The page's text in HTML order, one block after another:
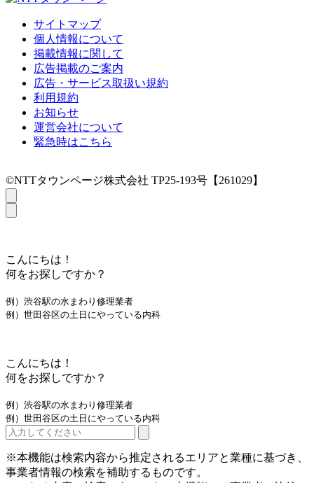
サイトマップ
個人情報について
掲載情報に関して
広告掲載のご案内
広告・サービス取扱い規約
利用規約
お知らせ
運営会社について
緊急時はこちら
©NTTタウンページ株式会社 TP25-193号【261029】
こんにちは！
何をお探しですか？
例）渋谷駅の水まわり修理業者
例）世田谷区の土日にやっている内科
こんにちは！
何をお探しですか？
例）渋谷駅の水まわり修理業者
例）世田谷区の土日にやっている内科
※本機能は検索内容から推定されるエリアと業種に基づき、
事業者情報の検索を補助するものです。